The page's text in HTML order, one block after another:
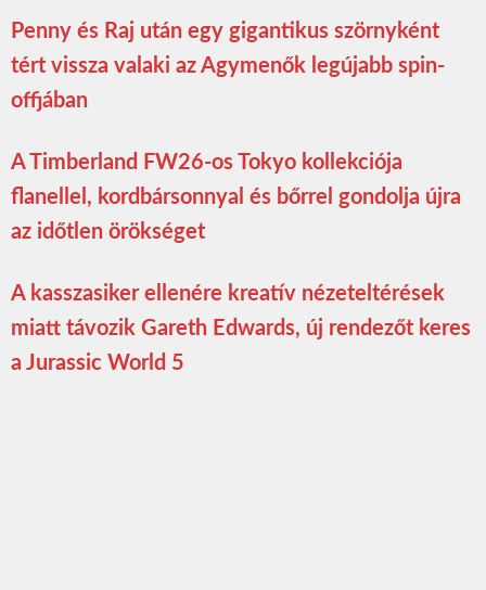
Penny és Raj után egy gigantikus szörnyként
tért vissza valaki az Agymenők legújabb spin-
offjában
A Timberland FW26-os Tokyo kollekciója
flanellel, kordbársonnyal és bőrrel gondolja újra
az időtlen örökséget
A kasszasiker ellenére kreatív nézeteltérések
miatt távozik Gareth Edwards, új rendezőt keres
a Jurassic World 5